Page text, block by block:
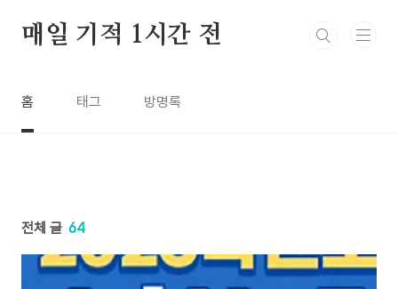
매일 기적 1시간 전
홈 태그 방명록
전체 글 64